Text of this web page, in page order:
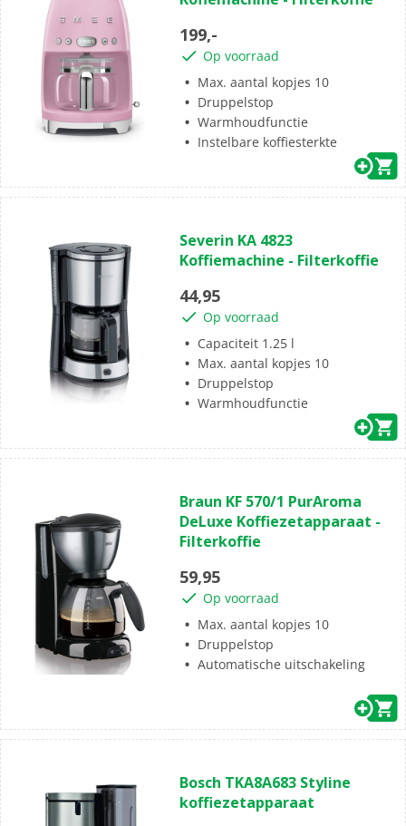
sterren.
199,-
Op voorraad
Max. aantal kopjes 10
Druppelstop
Warmhoudfunctie
Instelbare koffiesterkte
van
de
sterren.
Severin KA 4823
Koffiemachine - Filterkoffie
44,95
Op voorraad
Capaciteit 1.25 l
Max. aantal kopjes 10
Druppelstop
Warmhoudfunctie
van
de
5
Braun KF 570/1 PurAroma
DeLuxe Koffiezetapparaat -
Filterkoffie
59,95
Op voorraad
Max. aantal kopjes 10
Druppelstop
Automatische uitschakeling
van
de
Bosch TKA8A683 Styline
koffiezetapparaat